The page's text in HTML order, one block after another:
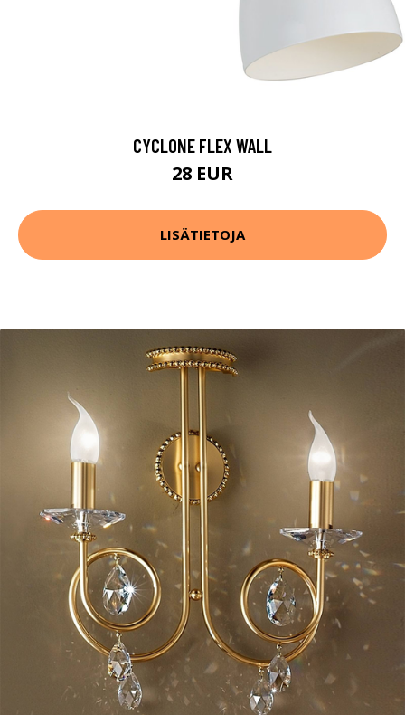
CYCLONE FLEX WALL
28 EUR
LISÄTIETOJA